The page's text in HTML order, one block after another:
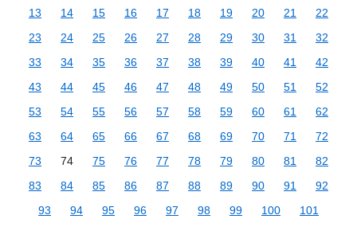
13
14 15 16 17 18 19 20 21
22
23
24 25 26 27 28 29 30 31
32
33
34 35 36 37 38 39 40 41
42
43
44 45 46 47 48 49 50 51
52
53
54 55 56 57 58 59 60 61
62
63
64 65 66 67 68 69 70 71
72
73
74 75 76 77 78 79 80 81
82
83
84 85 86 87 88 89 90 91
92
93
94 95 96 97 98 99 100
101